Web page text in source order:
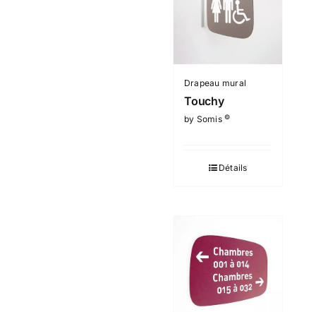
Drapeau mural
Touchy
by Somis©
Détails